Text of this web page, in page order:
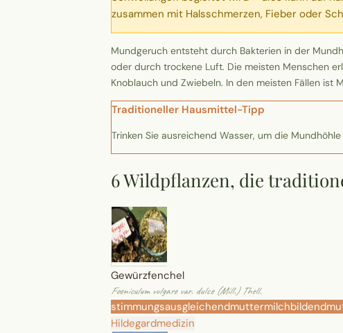
zusammen mit Halsschmerzen, Fieber oder
Mundgeruch entsteht durch Bakterien in der
oder durch trockene Luft. Die meisten Menschen
Knoblauch und Zwiebeln. In den meisten Fällen
Traditioneller Hausmittel-Tipp
Trinken Sie ausreichend Wasser, um die
6 Wildpflanzen, die
Gewürzfenchel
Foeniculum vulgare var. dulce (Mill.) Thell.
stimmungsausgleichendmuttermilchbildend
Hildegardmedizin